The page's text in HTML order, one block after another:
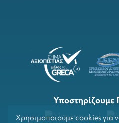
Χρησιμοποιούμε cookies για